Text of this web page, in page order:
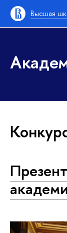
Высшая